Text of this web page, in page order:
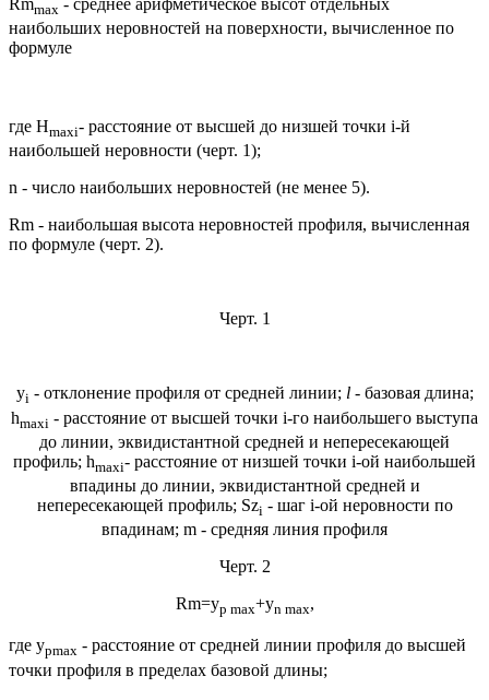
max
наибольших неровностей на поверхности, вычисленное по
формуле
где Hmaxi- расстояние от высшей до низшей точки i-й
наибольшей неровности (черт. 1);
n - число наибольших неровностей (не менее 5).
Rm - наибольшая высота неровностей профиля, вычисленная
по формуле (черт. 2).
Черт. 1
yi - отклонение профиля от средней линии; l- базовая длина;
hmaxi - расстояние от высшей точки i-го наибольшего выступа
до линии, эквидистантной средней и непересекающей
профиль; hmaxi- расстояние от низшей точки i-ой наибольшей
впадины до линии, эквидистантной средней и
непересекающей профиль; Szi - шаг i-ой неровности по
впадинам; m - средняя линия профиля
Черт. 2
Rm=yp max+ynmax,
где ypmax - расстояние от средней линии профиля до высшей
точки профиля в пределах базовой длины;